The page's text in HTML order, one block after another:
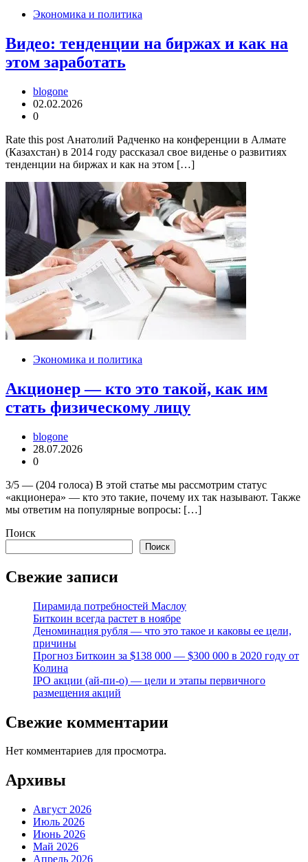
Экономика и политика
Видео: тенденции на биржах и как на
этом заработать
blogone
02.02.2026
0
Rate this post Анатолий Радченко на конференции в Алмате
(Казахстан) в 2014 году рассказал свое виденье о развитиях
тенденции на биржах и как на этом […]
Экономика и политика
Акционер — кто это такой, как им
стать физическому лицу
blogone
28.07.2026
0
3/5 — (204 голоса) В этой статье мы рассмотрим статус
«акционера» — кто это такие, почему их так называют. Также
мы ответим на популярные вопросы: […]
Поиск
Поиск
Свежие записи
Пирамида потребностей Маслоу
Биткоин всегда растет в ноябре
Деноминация рубля — что это такое и каковы ее цели,
причины
Прогноз Биткоин за $138 000 — $300 000 в 2020 году от
Колина
IPO акции (ай-пи-о) — цели и этапы первичного
размещения акций
Свежие комментарии
Нет комментариев для просмотра.
Архивы
Август 2026
Июль 2026
Июнь 2026
Май 2026
Апрель 2026